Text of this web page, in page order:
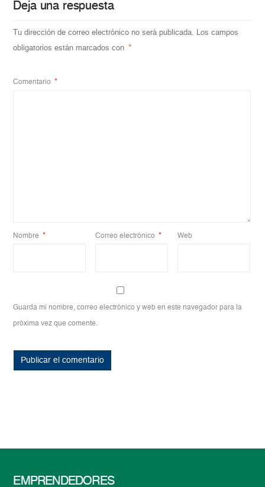
Deja una respuesta
Tu dirección de correo electrónico no será publicada. Los campos
obligatorios están marcados con
*
Comentario *
Nombre * Correo electrónico * Web
Guarda mi nombre, correo electrónico y web en este navegador para la
próxima vez que comente.
EMPRENDEDORES